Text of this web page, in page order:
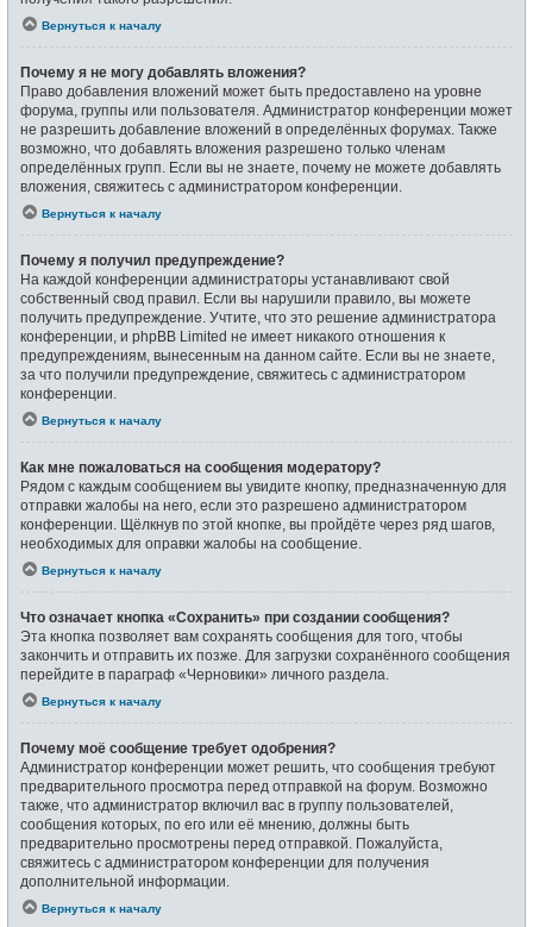
Вернуться к началу
Почему я не могу добавлять вложения?
Право добавления вложений может быть предоставлено на уровне
форума, группы или пользователя. Администратор конференции может
не разрешить добавление вложений в определённых форумах. Также
возможно, что добавлять вложения разрешено только членам
определённых групп. Если вы не знаете, почему не можете добавлять
вложения, свяжитесь с администратором конференции.
Вернуться к началу
Почему я получил предупреждение?
На каждой конференции администраторы устанавливают свой
собственный свод правил. Если вы нарушили правило, вы можете
получить предупреждение. Учтите, что это решение администратора
конференции, и phpBB Limited не имеет никакого отношения к
предупреждениям, вынесенным на данном сайте. Если вы не знаете,
за что получили предупреждение, свяжитесь с администратором
конференции.
Вернуться к началу
Как мне пожаловаться на сообщения модератору?
Рядом с каждым сообщением вы увидите кнопку, предназначенную для
отправки жалобы на него, если это разрешено администратором
конференции. Щёлкнув по этой кнопке, вы пройдёте через ряд шагов,
необходимых для оправки жалобы на сообщение.
Вернуться к началу
Что означает кнопка «Сохранить» при создании сообщения?
Эта кнопка позволяет вам сохранять сообщения для того, чтобы
закончить и отправить их позже. Для загрузки сохранённого сообщения
перейдите в параграф «Черновики» личного раздела.
Вернуться к началу
Почему моё сообщение требует одобрения?
Администратор конференции может решить, что сообщения требуют
предварительного просмотра перед отправкой на форум. Возможно
также, что администратор включил вас в группу пользователей,
сообщения которых, по его или её мнению, должны быть
предварительно просмотрены перед отправкой. Пожалуйста,
свяжитесь с администратором конференции для получения
дополнительной информации.
Вернуться к началу